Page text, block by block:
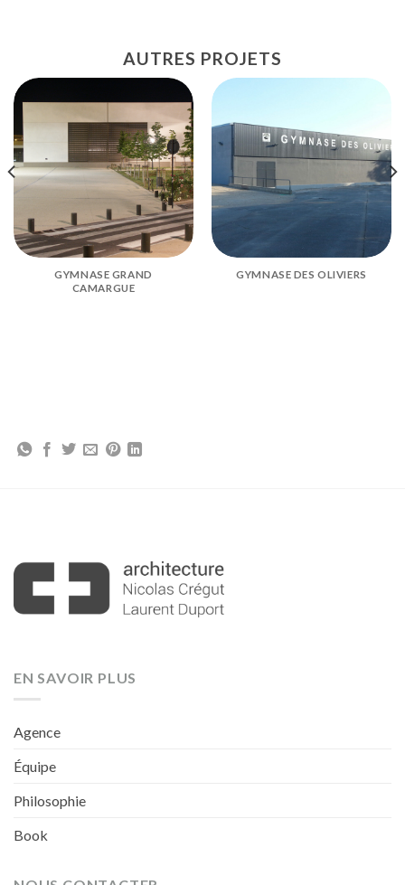
AUTRES PROJETS
GYMNASE GRAND
CAMARGUE
GYMNASE DES OLIVIERS
EN SAVOIR PLUS
Agence
Équipe
Philosophie
Book